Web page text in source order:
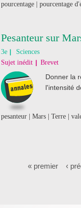
pourcentage | pourcentage
Pesanteur sur
3e
Sciences
Sujet inédit Brevet
Donner la
l'intensité
pesanteur | Mars | Terre |
Pages« premier ‹